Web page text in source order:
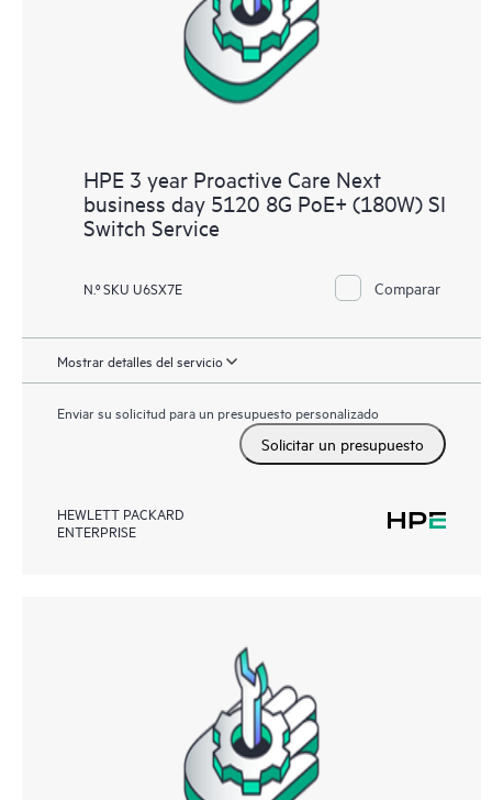
HPE 3 year Proactive Care Next
business day 5120 8G PoE+ (180W) SI
Switch Service
N.º SKU U6SX7E Comparar
Mostrar detalles del servicio
Enviar su solicitud para un presupuesto personalizado
Solicitar un presupuesto
HEWLETT PACKARD
ENTERPRISE